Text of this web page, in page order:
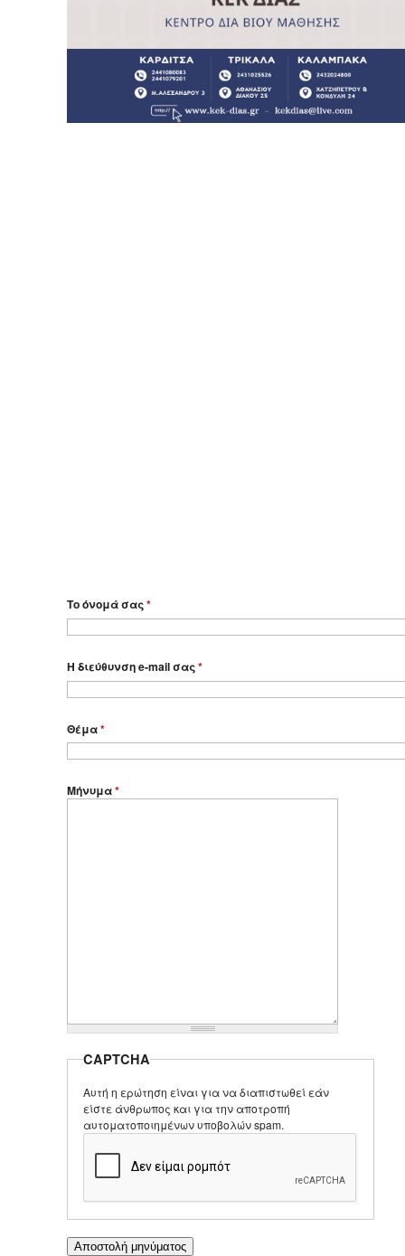
Το όνομά σας*
Η διεύθυνση e-mail σας*
Θέμα*
Μήνυμα*
CAPTCHA
Αυτή η ερώτηση είναι για να διαπιστωθεί εάν
είστε άνθρωπος και για την αποτροπή
αυτοματοποιημένων υποβολών spam.